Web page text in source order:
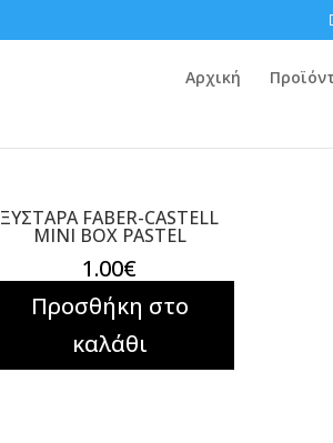
Αρχική
ΞΥΣΤΑΡΑ FABER-CASTELL
MINI BOX PASTEL
1.00€
Προσθήκη στο
καλάθι